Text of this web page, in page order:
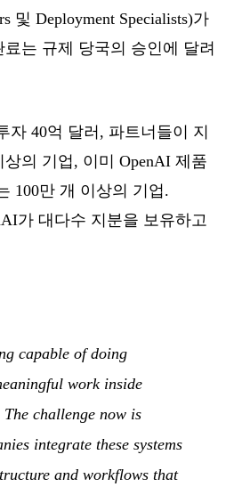
및 Deployment Specialists)가
는 규제 당국의 승인에 달려
자 40억 달러, 파트너들이 지
상의 기업, 이미 OpenAI 제품
100만 개 이상의 기업.
가 대다수 지분을 보유하고
capable of doing
work inside
challenge now is
integrate these systems
and workflows that